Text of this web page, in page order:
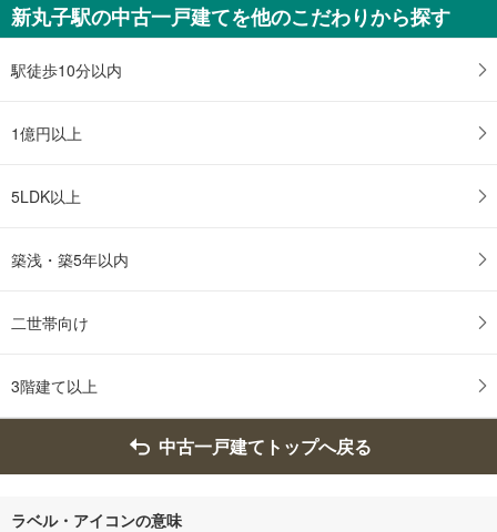
新丸子駅の中古一戸建てを他のこだわりから探す
駅徒歩10分以内
1億円以上
5LDK以上
築浅・築5年以内
二世帯向け
3階建て以上
中古一戸建てトップへ戻る
ラベル・アイコンの意味